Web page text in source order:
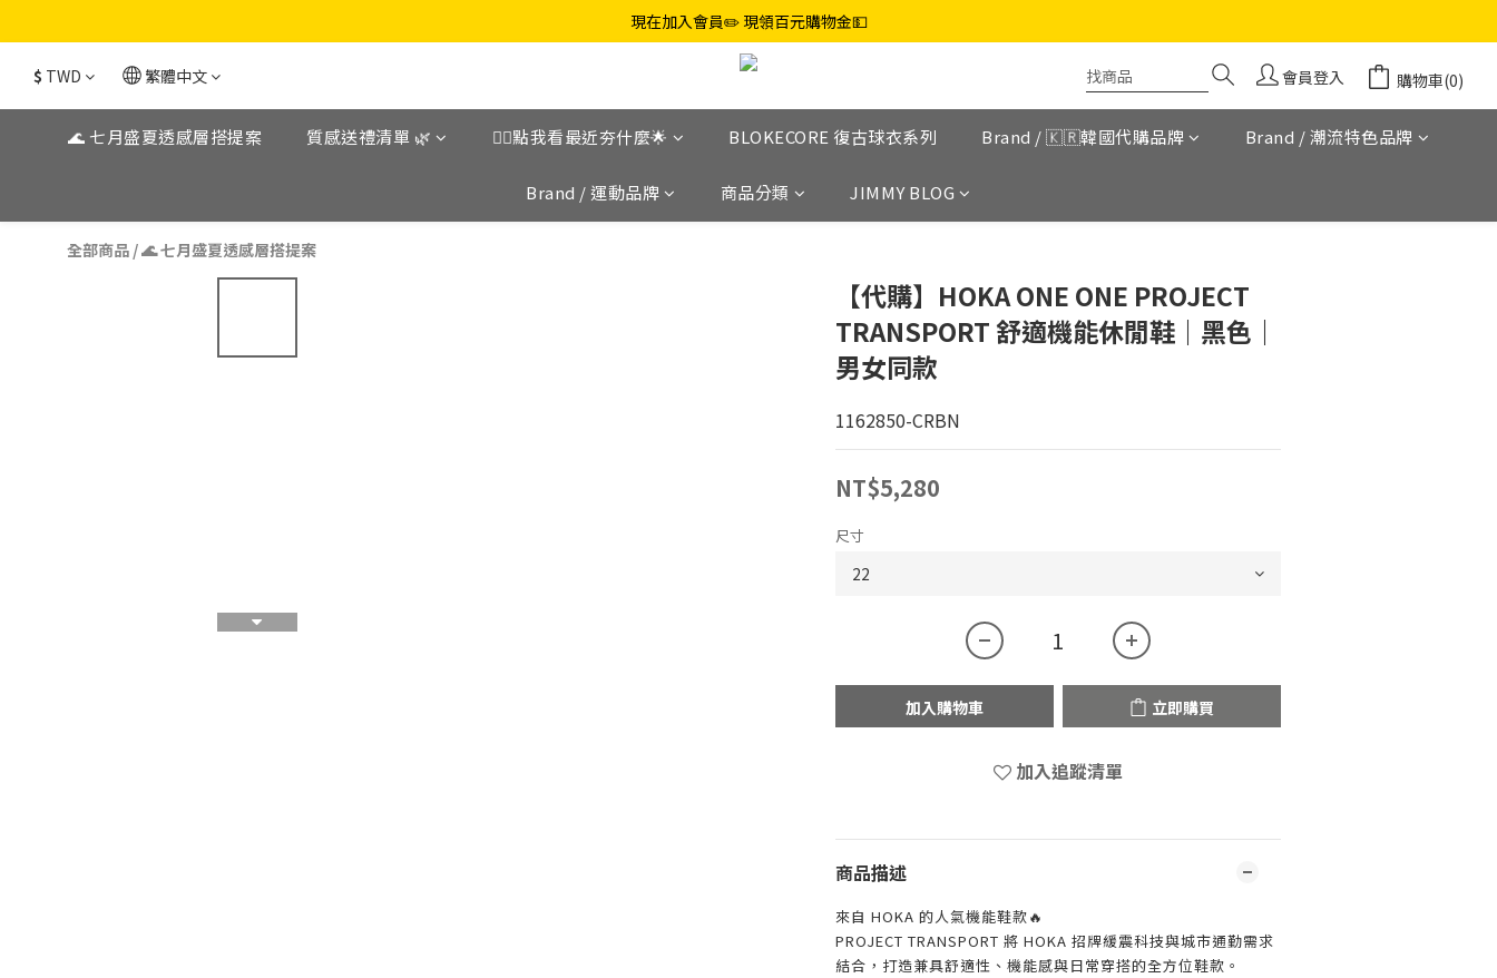
現在加入會員✏️ 現領百元購物金💵
$ TWD 繁體中文 會員登入 購物車(0)
🌊 七月盛夏透感層搭提案 質感送禮清單 🌿 👉🏼點我看最近夯什麼🌟 BLOKECORE 復古球衣系列 Brand / 🇰🇷韓國代購品牌 Brand / 潮流特色品牌
Brand / 運動品牌 商品分類 JIMMY BLOG
全部商品 /🌊 七月盛夏透感層搭提案
【代購】HOKA ONE ONE PROJECT
TRANSPORT 舒適機能休閒鞋｜黑色｜
男女同款
1162850-CRBN
NT$5,280
尺寸
加入購物車 立即購買
加入追蹤清單
商品描述
來自 HOKA 的人氣機能鞋款🔥
PROJECT TRANSPORT 將 HOKA 招牌緩震科技與城市通勤需求
結合，打造兼具舒適性、機能感與日常穿搭的全方位鞋款。